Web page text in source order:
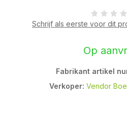
Schrijf als eerste voor dit
Op
Fabrikant artikel
Verkoper: Vendor